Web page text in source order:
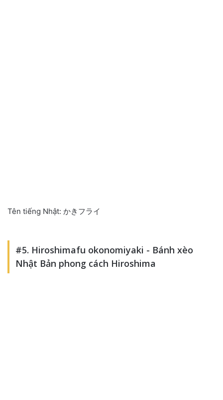
Tên tiếng Nhật: かきフライ
#5. Hiroshimafu okonomiyaki - Bánh xèo
Nhật Bản phong cách Hiroshima